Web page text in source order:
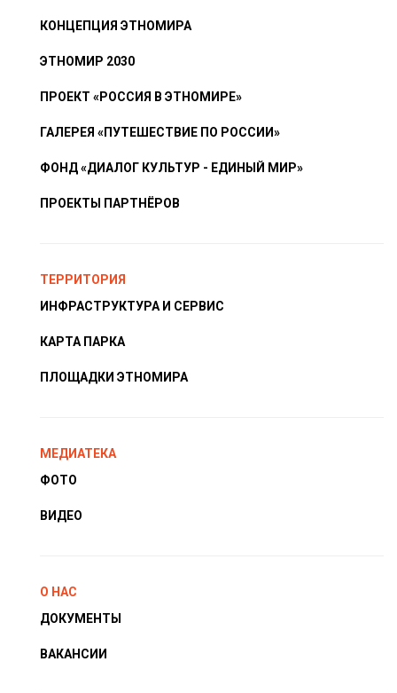
КОНЦЕПЦИЯ ЭТНОМИРА
ЭТНОМИР 2030
ПРОЕКТ «РОССИЯ В ЭТНОМИРЕ»
ГАЛЕРЕЯ «ПУТЕШЕСТВИЕ ПО РОССИИ»
ФОНД «ДИАЛОГ КУЛЬТУР - ЕДИНЫЙ МИР»
ПРОЕКТЫ ПАРТНЁРОВ
ТЕРРИТОРИЯ
ИНФРАСТРУКТУРА И СЕРВИС
КАРТА ПАРКА
ПЛОЩАДКИ ЭТНОМИРА
МЕДИАТЕКА
ФОТО
ВИДЕО
О НАС
ДОКУМЕНТЫ
ВАКАНСИИ